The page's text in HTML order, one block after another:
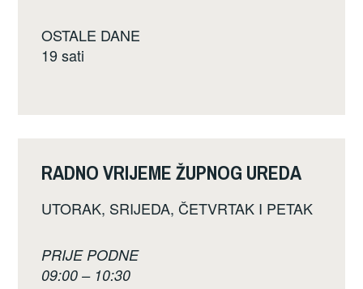
OSTALE DANE
19 sati
RADNO VRIJEME ŽUPNOG UREDA
UTORAK, SRIJEDA, ČETVRTAK I PETAK
PRIJE PODNE
09:00 – 10:30